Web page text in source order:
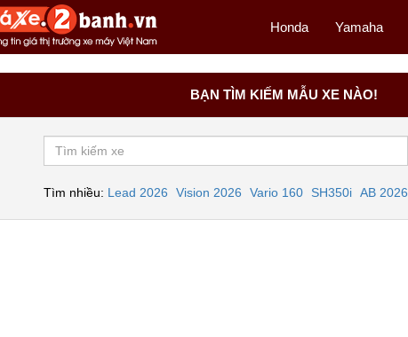
Honda Yamaha
BẠN TÌM KIẾM MẪU XE NÀO!
Tìm nhiều: Lead 2026 Vision 2026 Vario 160 SH350i AB 2026